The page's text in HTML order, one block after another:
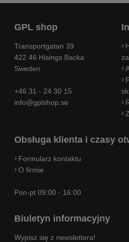
GPL shop
Transportgatan 39
422 46 Hisings Backa
Sweden
+46 31 - 24 30 15
info@gplshop.se
Obsługa klienta i czasy
Formularz kontaktu
O firmie
Pon-pt 09:00 - 16:00
Biuletyn informacyjny
Wypisz się z newslettera!